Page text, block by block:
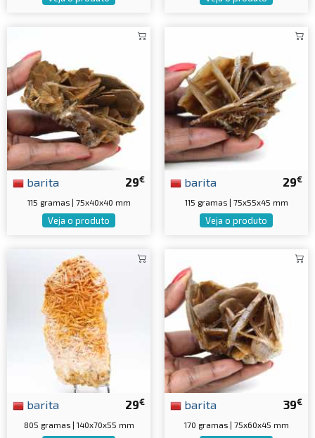
29€
barita
115 gramas | 75x40x40 mm
Veja o produto
29€
barita
115 gramas | 75x55x45 mm
Veja o produto
29€
barita
805 gramas | 140x70x55 mm
39€
barita
170 gramas | 75x60x45 mm